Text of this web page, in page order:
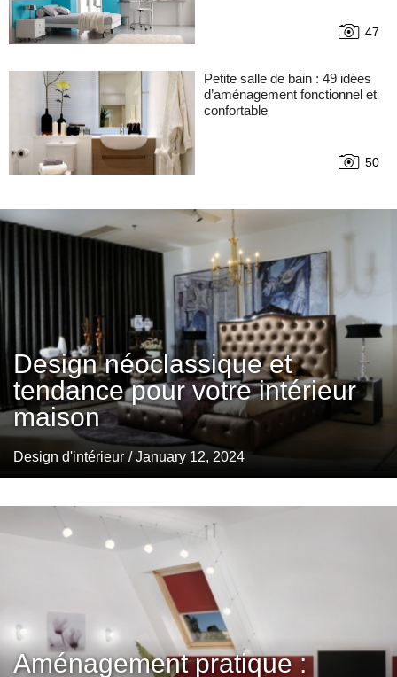
47
Petite salle de bain : 49 idées
d’aménagement fonctionnel et
confortable
50
Design néoclassique et
tendance pour votre intérieur
maison
Design d'intérieur / January 12, 2024
Aménagement pratique :